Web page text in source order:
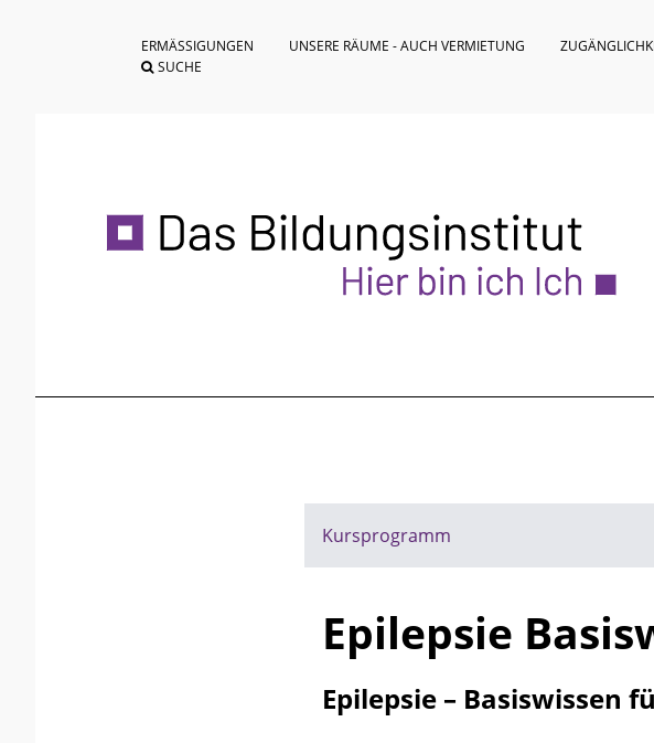
ERMÄSSIGUNGEN UNSERE RÄUME - AUCH VERMIETUNG
SUCHE
Kursprogramm
Epilepsie
Epilepsie – Basiswissen